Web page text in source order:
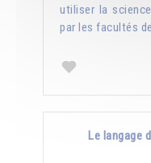
utiliser la
par les facultés
Le langage